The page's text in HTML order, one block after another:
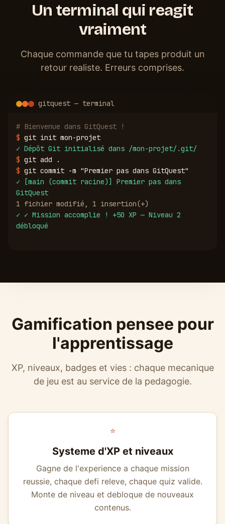
Un terminal qui reagit
vraiment
Chaque commande que tu tapes produit un
retour realiste. Erreurs comprises.
gitquest — terminal
# Bienvenue dans GitQuest !
$ git init mon-projet
✓ Dépôt Git initialisé dans /mon-projet/.git/
$ git add .
$ git commit -m "Premier pas dans GitQuest"
✓
[main (commit racine)] Premier pas dans
GitQuest
1 fichier modifié, 1 insertion(+)
✓ ✓ Mission accomplie ! +50 XP — Niveau 2
débloqué
Gamification pensee pour
l'apprentissage
XP, niveaux, badges et vies : chaque mecanique
de jeu est au service de la pedagogie.
⭐
Systeme d'XP et niveaux
Gagne de l'experience a chaque mission
reussie, chaque defi releve, chaque quiz valide.
Monte de niveau et debloque de nouveaux
contenus.